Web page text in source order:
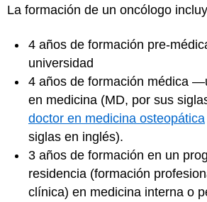
La formación de un oncólogo
4 años de formación pre-
universidad
4 años de formación médica
en medicina (MD, por sus
doctor en medicina osteopática
siglas en inglés).
3 años de formación en un
residencia (formación
clínica) en medicina interna o